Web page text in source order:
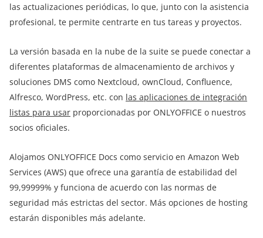
las actualizaciones periódicas, lo que, junto con la asistencia
profesional, te permite centrarte en tus tareas y proyectos.
La versión basada en la nube de la suite se puede conectar a
diferentes plataformas de almacenamiento de archivos y
soluciones DMS como Nextcloud, ownCloud, Confluence,
Alfresco, WordPress, etc. con las aplicaciones de integración
listas para usar proporcionadas por ONLYOFFICE o nuestros
socios oficiales.
Alojamos ONLYOFFICE Docs como servicio en Amazon Web
Services (AWS) que ofrece una garantía de estabilidad del
99,99999% y funciona de acuerdo con las normas de
seguridad más estrictas del sector. Más opciones de hosting
estarán disponibles más adelante.